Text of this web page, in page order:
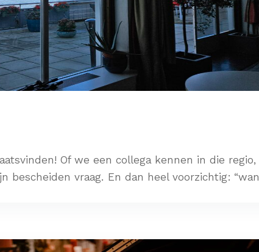
Of we een collega kennen in die
bescheiden vraag. En dan heel voorzichtig: